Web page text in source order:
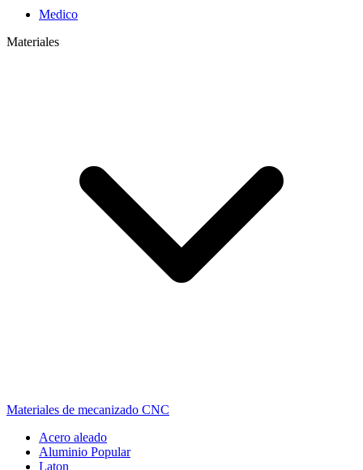
Medico
Materiales
Materiales de mecanizado CNC
Acero aleado
Aluminio Popular
Laton